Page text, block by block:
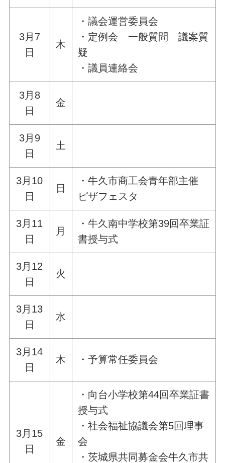
3月7
日
木
・議会運営委員会
・定例会 一般質問 議案質
疑
・議員連絡会
3月8
日
金
3月9
日
土
3月10
日
日
・牛久市商工会青年部主催
ピザフェスタ
3月11
日
月
・牛久南中学校第39回卒業証
書授与式
3月12
日
火
3月13
日
水
3月14
日
木 ・予算常任委員会
3月15
日
金
・向台小学校第44回卒業証書
授与式
・社会福祉協議会第5回理事
会
・茨城県共同募金会牛久市共